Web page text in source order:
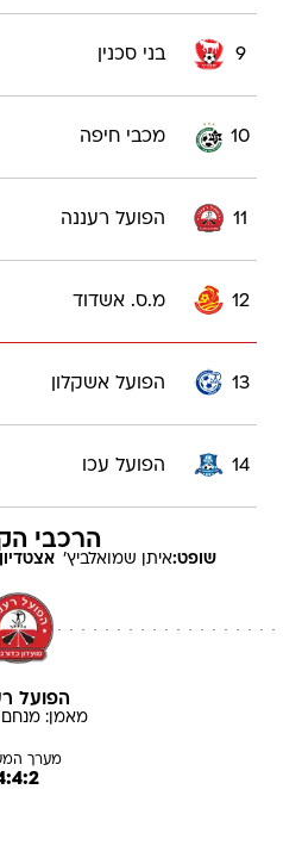
9 בני סכנין
10 מכבי חיפה
11 הפועל רעננה
12 מ.ס. אשדוד
13 הפועל אשקלון
14 הפועל עכו
הרכבי
שופט:איתן שמואלביץ'
הפועל
מאמן:מנחם
מערך